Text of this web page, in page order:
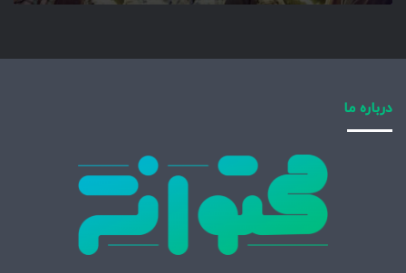
درباره ما